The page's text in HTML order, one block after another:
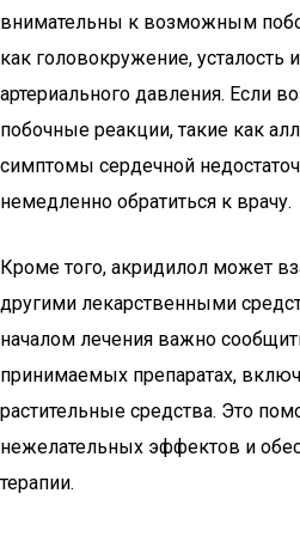
внимательны к возможным
как головокружение, усталость
артериального давления. Если
побочные реакции, такие как
симптомы сердечной
немедленно обратиться к врачу.
Кроме того, акридилол может
другими лекарственными
началом лечения важно
принимаемых препаратах,
растительные средства. Это
нежелательных эффектов и
терапии.